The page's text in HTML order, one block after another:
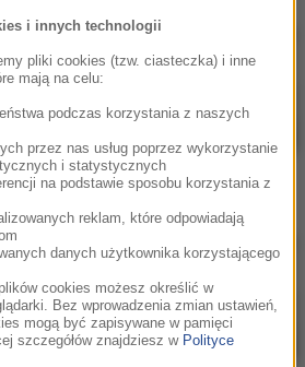
Avril Lavigne
i innych technologii
pliki cookies (tzw. ciasteczka) i inne
mają na celu:
podczas korzystania z naszych
przez nas usług poprzez wykorzystanie
i statystycznych
na podstawie sposobu korzystania z
reklam, które odpowiadają
danych użytkownika korzystającego
cookies możesz określić w
Bez wprowadzenia zmian ustawień,
mogą być zapisywane w pamięci
szczegółów znajdziesz w Polityce